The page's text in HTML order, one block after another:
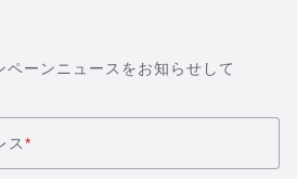
ーンニュースをお知らせして
ス*